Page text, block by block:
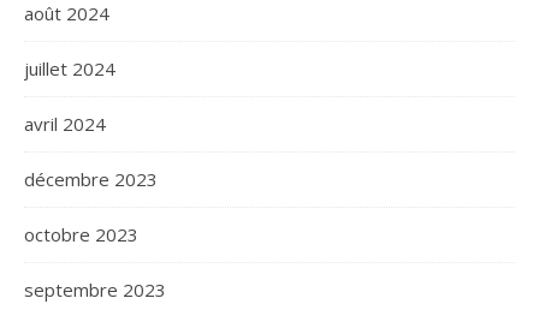
août 2024
juillet 2024
avril 2024
décembre 2023
octobre 2023
septembre 2023